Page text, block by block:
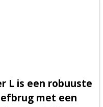
L is een robuuste
met een